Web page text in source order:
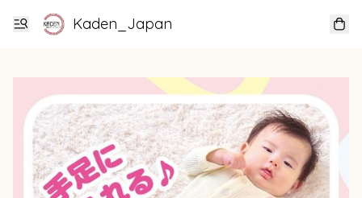
Kaden_Japan